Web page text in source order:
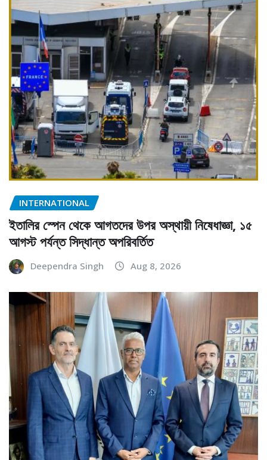
INTERNATIONAL
ইতালির স্পেন থেকে আগতদের উপর অস্থায়ী নিষেধাজ্ঞা, ১৫
আগস্ট পর্যন্ত সিদ্ধান্ত অপরিবর্তিত
Deependra Singh Aug 8, 2026